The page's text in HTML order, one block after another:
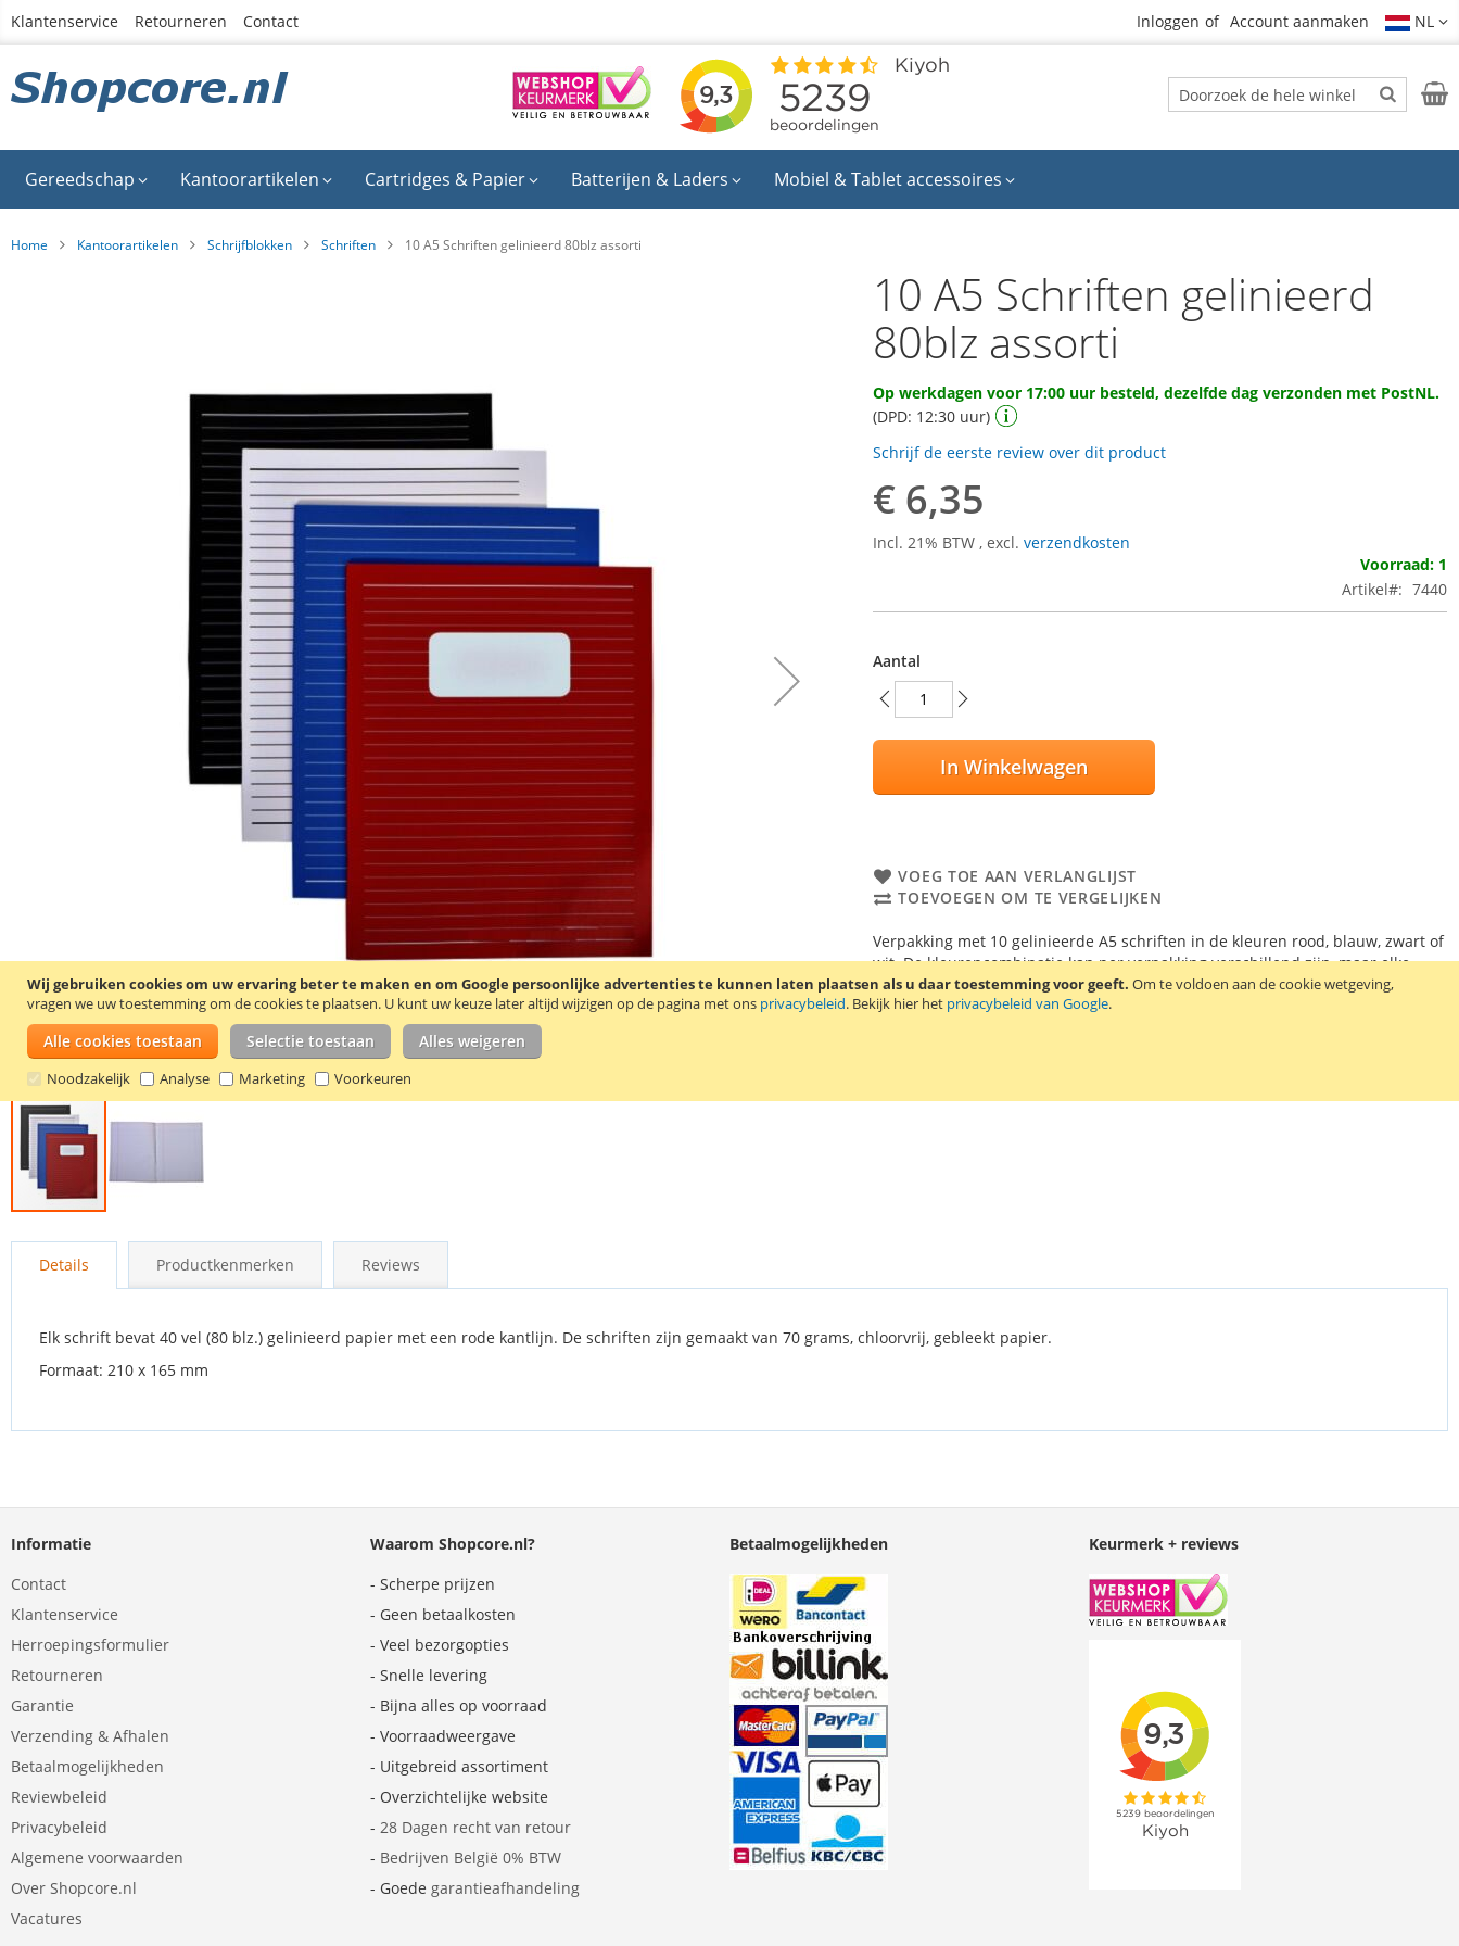
Wij gebruiken cookies om uw ervaring beter te maken en om Google persoonlijke advertenties te kunnen laten plaatsen als u daar toestemming voor geeft. Om te voldoen aan de cookie wetgeving,
vragen we uw toestemming om de cookies te plaatsen. U kunt uw keuze later altijd wijzigen op de pagina met ons privacybeleid. Bekijk hier het privacybeleid van Google.
Alle cookies toestaan Selectie toestaan Alles weigeren
Noodzakelijk Analyse Marketing Voorkeuren
Ga
inhoud
Klantenservice Retourneren Contact Inloggen Account aanmaken NL
Zoek
Zoek
Gereedschap Kantoorartikelen Cartridges & Papier Batterijen & Laders Mobiel & Tablet accessoires
Home Kantoorartikelen Schrijfblokken Schriften 10 A5 Schriften gelinieerd 80blz assorti
naar
gallerij
10 A5 Schriften gelinieerd
80blz assorti
Op werkdagen voor 17:00 uur besteld, dezelfde dag verzonden met PostNL.
(DPD: 12:30 uur)
Schrijf de eerste review over dit product
€ 6,35
Incl. 21% BTW, excl.verzendkosten
Voorraad: 1
Artikel
7440
Aantal
In Winkelwagen
VOEG TOE AAN VERLANGLIJST
TOEVOEGEN OM TE VERGELIJKEN
Verpakking met 10 gelinieerde A5 schriften in de kleuren rood, blauw, zwart of
wit. De kleurencombinatie kan per verpakking verschillend zijn, maar elke
verpakking bevat meerdere kleuren.
Details Productkenmerken Reviews
Elk schrift bevat 40 vel (80 blz.) gelinieerd papier met een rode kantlijn. De schriften zijn gemaakt van 70 grams, chloorvrij, gebleekt papier.
Formaat: 210 x 165 mm
Informatie
Contact
Klantenservice
Herroepingsformulier
Retourneren
Garantie
Verzending & Afhalen
Betaalmogelijkheden
Reviewbeleid
Privacybeleid
Algemene voorwaarden
Over Shopcore.nl
Vacatures
Waarom Shopcore.nl?
- Scherpe prijzen
- Geen betaalkosten
- Veel bezorgopties
- Snelle levering
- Bijna alles op voorraad
- Voorraadweergave
- Uitgebreid assortiment
- Overzichtelijke website
- 28 Dagen recht van retour
- Bedrijven België 0% BTW
- Goede garantieafhandeling
Betaalmogelijkheden Keurmerk + reviews